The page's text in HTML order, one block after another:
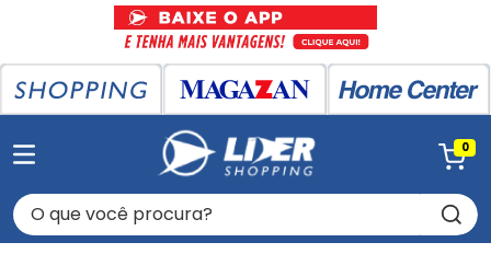
0
O que você procura?